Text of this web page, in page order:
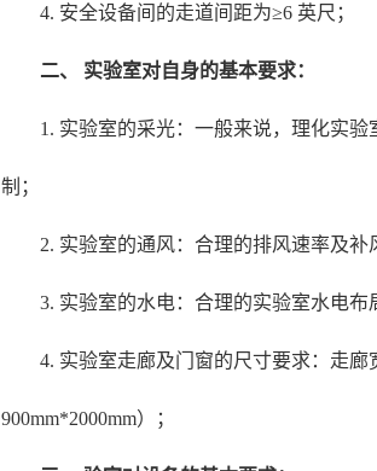
4. 安全设备间的走道间距为≥6 英尺；
二、 实验室对自身的基本要求：
1. 实验室的采光：一般来说，理化实
制；
2. 实验室的通风：合理的排风速率及
3. 实验室的水电：合理的实验室水电布
4. 实验室走廊及门窗的尺寸要求：走
900mm*2000mm）；